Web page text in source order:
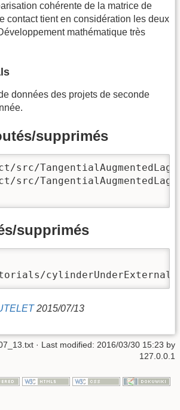
cohérente de la matrice de
contact tient en considération les deux
mathématique très
données des projets de seconde
supprimés
src/
src/
supprimés
2015/07/13
· Last modified: 2016/03/30 15:23 by
127.0.0.1